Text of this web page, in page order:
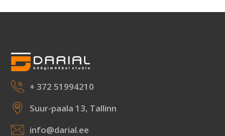
+ 372 51994210
Suur-paala 13, Tallinn
info@darial.ee